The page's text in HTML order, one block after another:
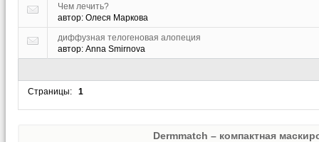
Чем лечить?
автор: Олеся Маркова
диффузная телогеновая алопеция
автор: Anna Smirnova
Страницы: 1
Dermmatch – компактная